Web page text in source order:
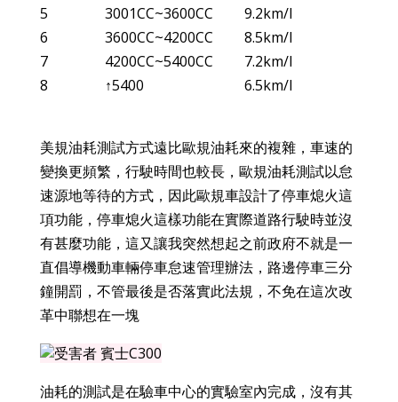
5
3001CC~3600CC
9.2km/l
6
3600CC~4200CC
8.5km/l
7
4200CC~5400CC
7.2km/l
8
↑5400 6.5km/l
美規油耗測試方式遠比歐規油耗來的複雜，車速的
變換更頻繁，行駛時間也較長，歐規油耗測試以怠
速源地等待的方式，因此歐規車設計了停車熄火這
項功能，停車熄火這樣功能在實際道路行駛時並沒
有甚麼功能，這又讓我突然想起之前政府不就是一
直倡導機動車輛停車怠速管理辦法，路邊停車三分
鐘開罰，不管最後是否落實此法規，不免在這次改
革中聯想在一塊
油耗的測試是在驗車中心的實驗室內完成，沒有其